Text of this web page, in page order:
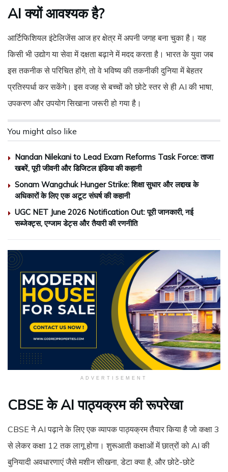
AI क्यों आवश्यक है?
आर्टिफिशियल इंटेलिजेंस आज हर क्षेत्र में अपनी जगह बना चुका है। यह
किसी भी उद्योग या सेवा में दक्षता बढ़ाने में मदद करता है। भारत के युवा जब
इस तकनीक से परिचित होंगे, तो वे भविष्य की तकनीकी दुनिया में बेहतर
प्रतिस्पर्धा कर सकेंगे। इस वजह से बच्चों को छोटे स्तर से ही AI की भाषा,
उपकरण और उपयोग सिखाना जरूरी हो गया है।
You might also like
Nandan Nilekani to Lead Exam Reforms Task Force: ताजा
खबरें, पूरी जीवनी और डिजिटल इंडिया की कहानी
Sonam Wangchuk Hunger Strike: शिक्षा सुधार और लद्दाख के
अधिकारों के लिए एक अटूट संघर्ष की कहानी
UGC NET June 2026 Notification Out: पूरी जानकारी, नई
सब्जेक्ट्स, एग्जाम डेट्स और तैयारी की रणनीति
ADVERTISEMENT
CBSE के AI पाठ्यक्रम की रूपरेखा
CBSE ने AI पढ़ाने के लिए एक व्यापक पाठ्यक्रम तैयार किया है जो कक्षा 3
से लेकर कक्षा 12 तक लागू होगा। शुरूआती कक्षाओं में छात्रों को AI की
बुनियादी अवधारणाएं जैसे मशीन सीखना, डेटा क्या है, और छोटे-छोटे